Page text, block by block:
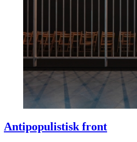
Antipopulistisk front